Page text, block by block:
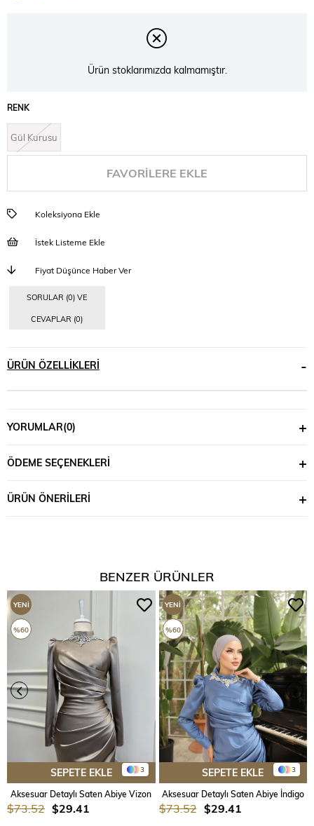
Ürün stoklarımızda kalmamıştır.
RENK
Gül Kurusu
FAVORILERE EKLE
Koleksiyona Ekle
İstek Listeme Ekle
Fiyat Düşünce Haber Ver
SORULAR (0) VE
CEVAPLAR (0)
ÜRÜN ÖZELLIKLERI
YORUMLAR(0)
ÖDEME SEÇENEKLERI
ÜRÜN ÖNERILERI
BENZER ÜRÜNLER
3
SEPETE EKLE
Aksesuar Detaylı Saten Abiye Vizon
$29.41
$73.52
YENI
ÜRÜN
%60
3
SEPETE EKLE
Aksesuar Detaylı Saten Abiye İndigo
$29.41
$73.52
YENI
ÜRÜN
%60